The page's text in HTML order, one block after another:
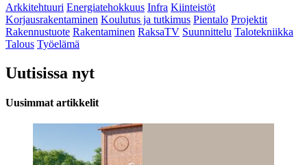
Arkkitehtuuri Energiatehokkuus Infra Kiinteistöt
Korjausrakentaminen Koulutus ja tutkimus Pientalo Projektit
Rakennustuote Rakentaminen RaksaTV Suunnittelu Talotekniikka
Talous Työelämä
Uutisissa nyt
Uusimmat artikkelit